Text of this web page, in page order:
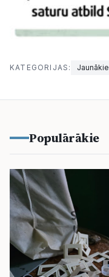
KATEGORIJAS: Jaunākie
Populārākie